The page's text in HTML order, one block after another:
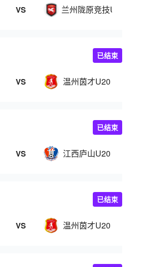
VS 兰州陇原竞技U20
VS 温州茵才U20
已结束
VS 江西庐山U20
已结束
VS 温州茵才U20
已结束